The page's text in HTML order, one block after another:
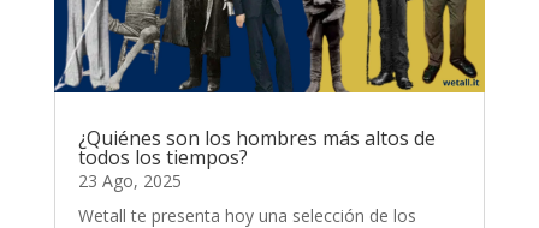
¿Quiénes son los hombres más altos de
todos los tiempos?
23 Ago, 2025
Wetall te presenta hoy una selección de los